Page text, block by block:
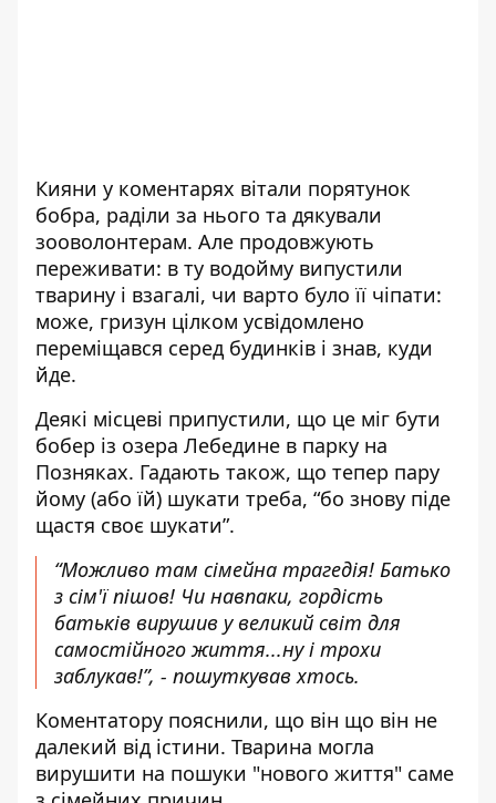
Кияни у коментарях вітали порятунок
бобра, раділи за нього та дякували
зооволонтерам. Але продовжують
переживати: в ту водойму випустили
тварину і взагалі, чи варто було її чіпати:
може, гризун цілком усвідомлено
переміщався серед будинків і знав, куди
йде.
Деякі місцеві припустили, що це міг бути
бобер із озера Лебедине в парку на
Позняках. Гадають також, що тепер пару
йому (або їй) шукати треба, “бо знову піде
щастя своє шукати”.
“Можливо там сімейна трагедія! Батько
з сім'ї пішов! Чи навпаки, гордість
батьків вирушив у великий світ для
самостійного життя...ну і трохи
заблукав!”, - пошуткував хтось.
Коментатору пояснили, що він що він не
далекий від істини. Тварина могла
вирушити на пошуки "нового життя" саме